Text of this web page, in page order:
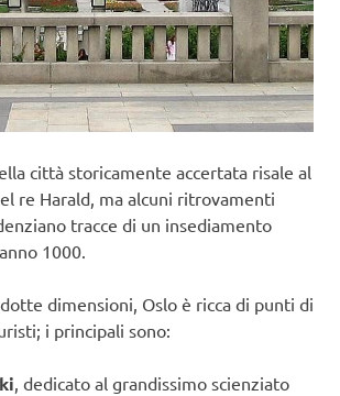
città storicamente accertata risale al
re Harald, ma alcuni ritrovamenti
tracce di un insediamento
1000.
dimensioni, Oslo è ricca di punti di
i principali sono:
, dedicato al grandissimo scienziato